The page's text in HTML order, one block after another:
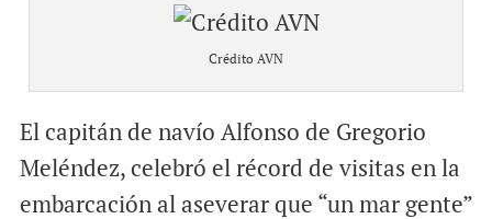
Crédito AVN
El capitán de navío Alfonso de Gregorio
Meléndez, celebró el récord de visitas en la
embarcación al aseverar que “un mar gente”